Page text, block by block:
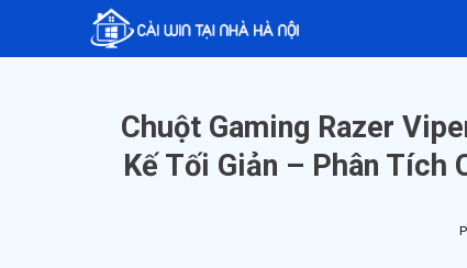
Chuột Gaming Razer
Kế Tối Giản – Phân Tích